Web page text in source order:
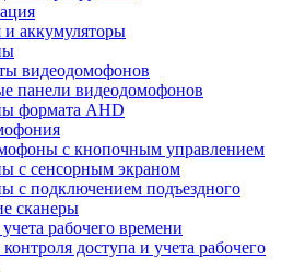
аккумуляторы
видеодомофонов
панели видеодомофонов
формата AHD
с кнопочным управлением
с сенсорным экраном
с подключением подъездного
сканеры
рабочего времени
доступа и учета рабочего